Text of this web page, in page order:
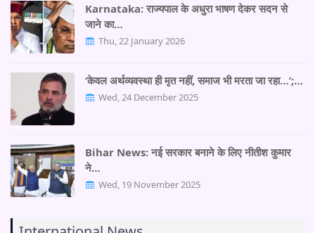
Karnataka: राज्यपाल के अधुरा भाषण देकर सदन से
जाने का…
Thu, 22 January 2026
‘केवल अर्थव्यवस्था ही मृत नहीं, समाज भी मरता जा रहा…’;…
Wed, 24 December 2025
Bihar News: नई सरकार बनाने के लिए नीतीश कुमार
ने…
Wed, 19 November 2025